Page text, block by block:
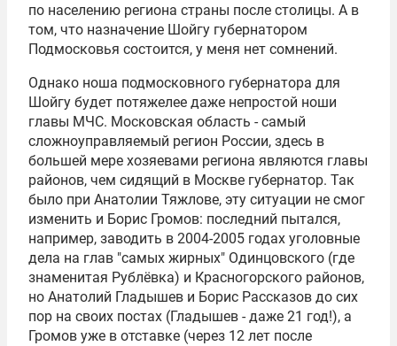
по населению региона страны после столицы. А в
том, что назначение Шойгу губернатором
Подмосковья состоится, у меня нет сомнений.
Однако ноша подмосковного губернатора для
Шойгу будет потяжелее даже непростой ноши
главы МЧС. Московская область - самый
сложноуправляемый регион России, здесь в
большей мере хозяевами региона являются главы
районов, чем сидящий в Москве губернатор. Так
было при Анатолии Тяжлове, эту ситуации не смог
изменить и Борис Громов: последний пытался,
например, заводить в 2004-2005 годах уголовные
дела на глав "самых жирных" Одинцовского (где
знаменитая Рублёвка) и Красногорского районов,
но Анатолий Гладышев и Борис Рассказов до сих
пор на своих постах (Гладышев - даже 21 год!), а
Громов уже в отставке (через 12 лет после